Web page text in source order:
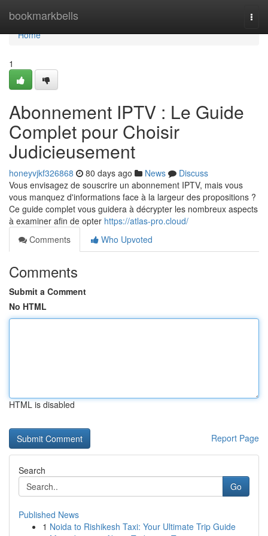
bookmarkbells
Home
Home
1
Abonnement IPTV : Le Guide
Complet pour Choisir
Judicieusement
honeyvjkf326868 80 days ago News
Discuss
Vous envisagez de souscrire un abonnement IPTV, mais vous
vous manquez d'informations face à la largeur des propositions ?
Ce guide complet vous guidera à décrypter les nombreux aspects
à examiner afin de opter https://atlas-pro.cloud/
Comments
Who Upvoted
Comments
Submit a Comment
No HTML
HTML is disabled
Report Page
Search
Go
Published News
1 Noida to Rishikesh Taxi: Your Ultimate Trip Guide